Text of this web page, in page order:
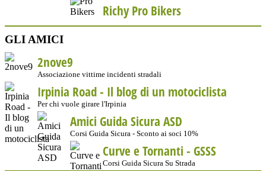
Richy Pro Bikers
GLI AMICI
2nove9
Associazione vittime incidenti stradali
Irpinia Road - Il blog di un motociclista
Per chi vuole girare l'Irpinia
Amici Guida Sicura ASD
Corsi Guida Sicura - Sconto ai soci 10%
Curve e Tornanti - GSSS
Corsi Guida Sicura Su Strada